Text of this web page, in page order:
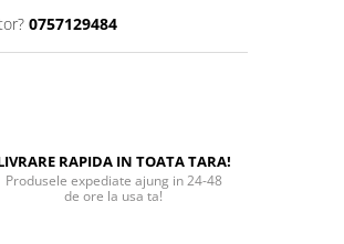
0757129484
RAPIDA IN TOATA TARA!
Produsele expediate ajung in 24-48
de ore la usa ta!